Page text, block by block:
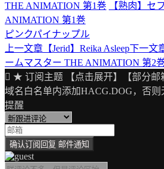
THE ANIMATION 第1巻
【熟肉】セ
ANIMATION 第1巻
ピンクパイナップル
文
章
导
航
上一文章 【Jerid】Reika Asleep下一文
ームマスター THE ANIMATION 第2
★ 订阅主题 【点击展开】【部分邮
域名白名单内添加HACG.DOG，否则
提醒